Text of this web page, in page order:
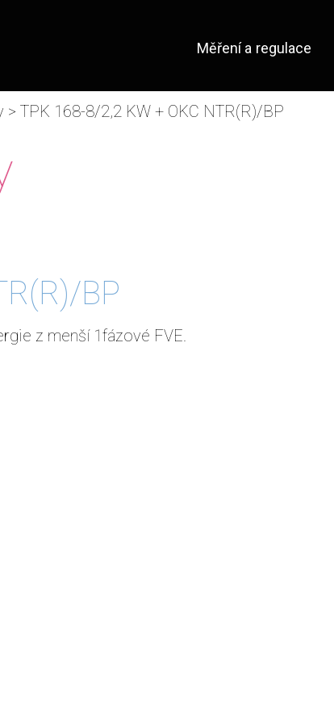
Měření a regulace
> TPK 168-8/2,2 KW + OKC NTR(R)/BP
BP
z menší 1fázové FVE.